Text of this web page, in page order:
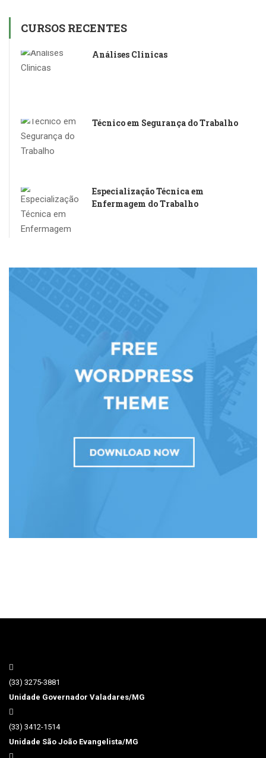
CURSOS RECENTES
Análises Clinicas
Técnico em Segurança do Trabalho
Especialização Técnica em
Enfermagem do Trabalho
(33) 3275-3881
Unidade Governador Valadares/MG
(33) 3412-1514
Unidade São João Evangelista/MG